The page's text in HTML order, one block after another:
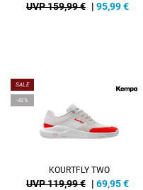
UVP 159,99 € | 95,99€
SALE
-42%
KOURTFLY TWO
UVP 119,99 € | 69,95€